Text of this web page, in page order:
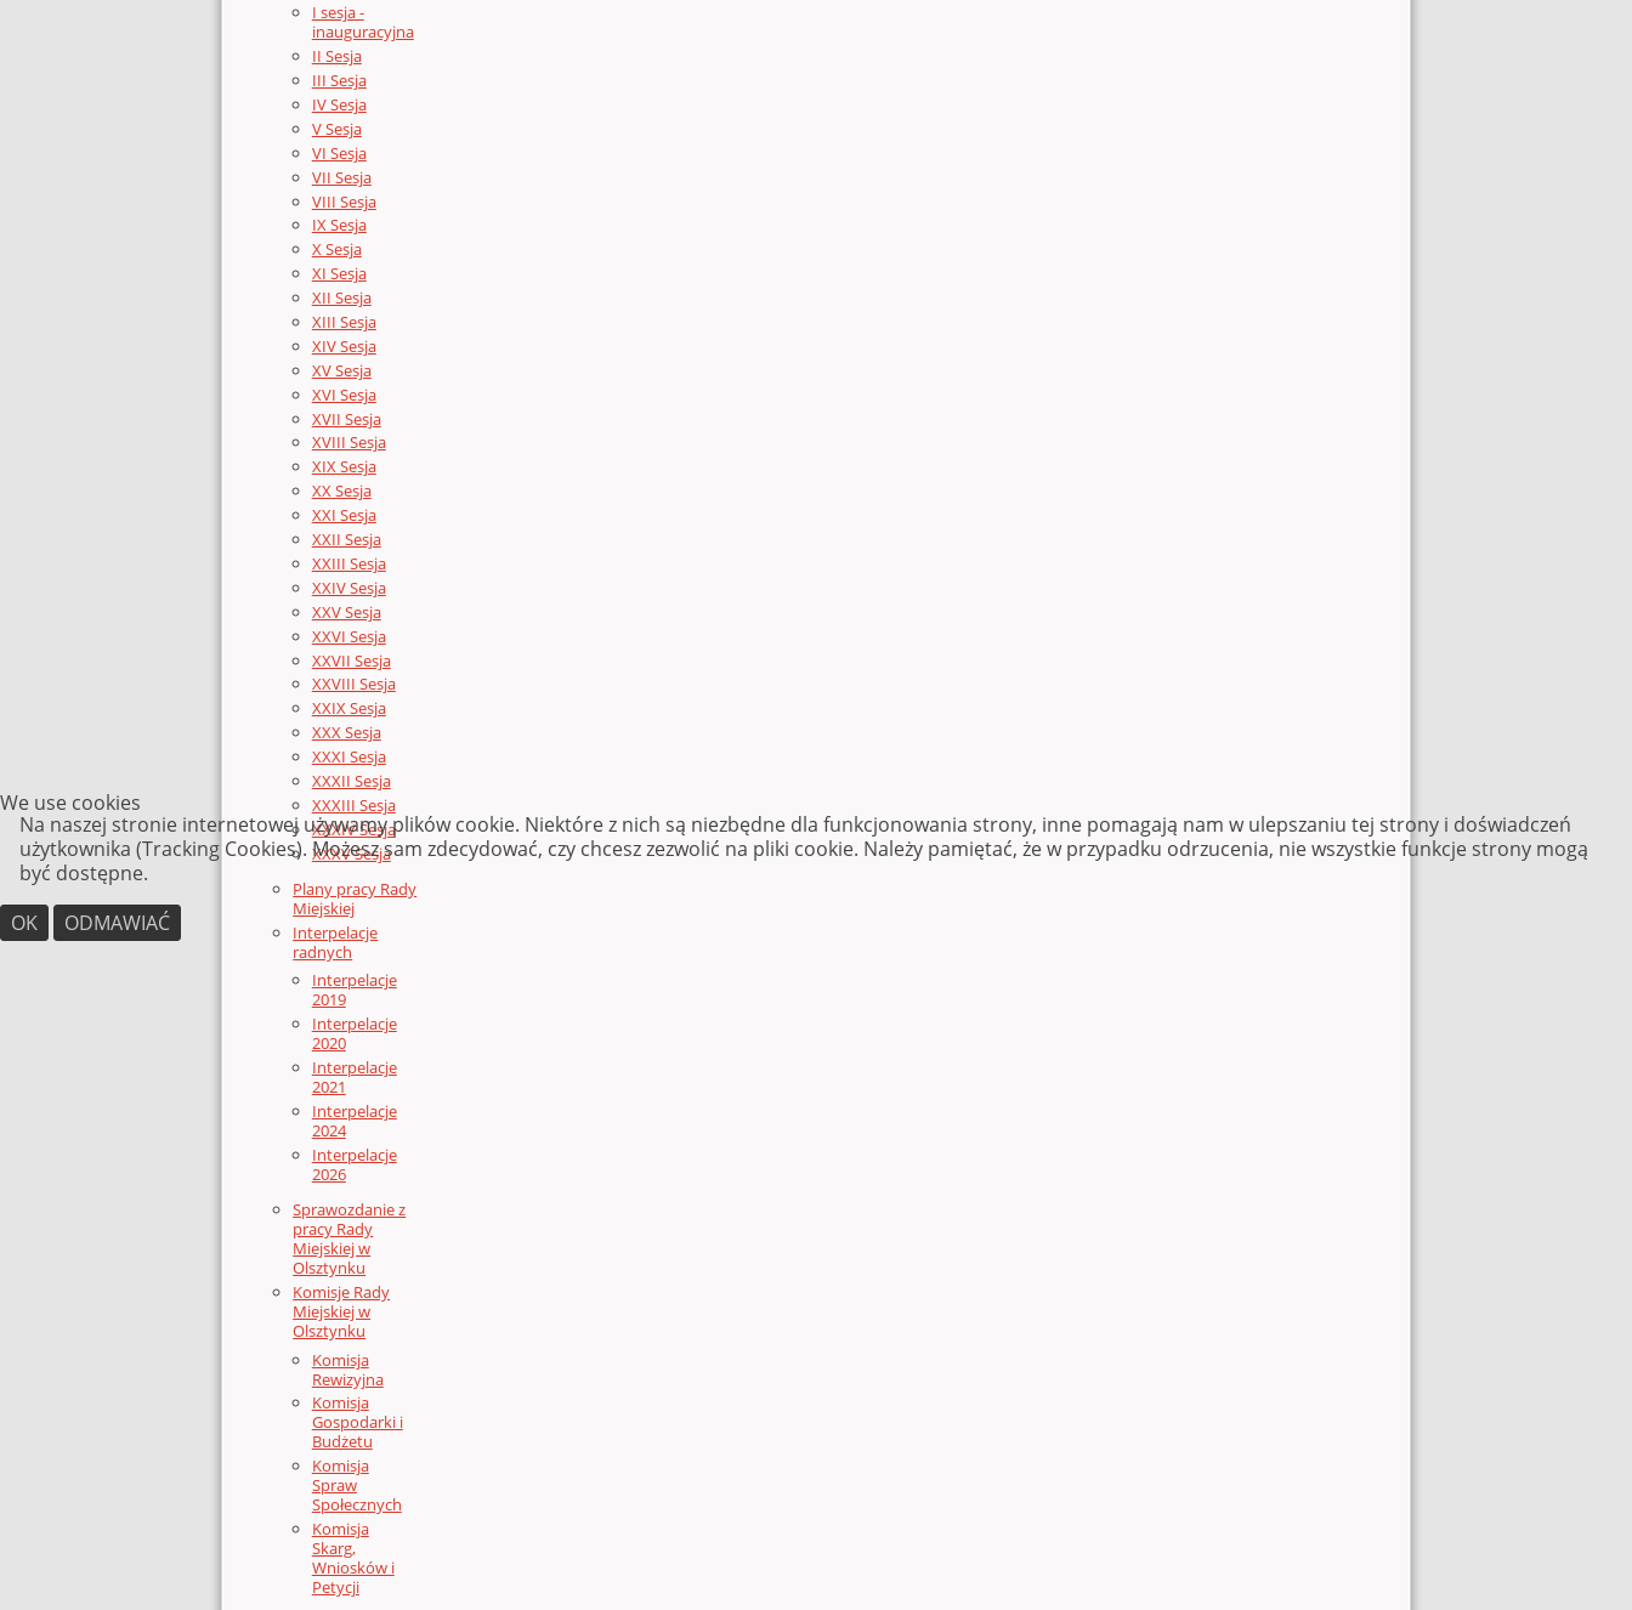
I sesja -
inauguracyjna
II Sesja
III Sesja
IV Sesja
V Sesja
VI Sesja
VII Sesja
VIII Sesja
IX Sesja
X Sesja
XI Sesja
XII Sesja
XIII Sesja
XIV Sesja
XV Sesja
XVI Sesja
XVII Sesja
XVIII Sesja
XIX Sesja
XX Sesja
XXI Sesja
XXII Sesja
XXIII Sesja
XXIV Sesja
XXV Sesja
XXVI Sesja
XXVII Sesja
XXVIII Sesja
XXIX Sesja
XXX Sesja
XXXI Sesja
XXXII Sesja
XXXIII Sesja
XXXIV Sesja
XXXV Sesja
Plany pracy Rady
Miejskiej
Interpelacje
radnych
Interpelacje
2019
Interpelacje
2020
Interpelacje
2021
Interpelacje
2024
Interpelacje
2026
Sprawozdanie z
pracy Rady
Miejskiej w
Olsztynku
Komisje Rady
Miejskiej w
Olsztynku
Komisja
Rewizyjna
Komisja
Gospodarki i
Budżetu
Komisja
Spraw
Społecznych
Komisja
Skarg,
Wniosków i
Petycji
We use cookies
Na naszej stronie internetowej używamy plików cookie. Niektóre z nich są niezbędne dla funkcjonowania strony, inne pomagają nam w ulepszaniu tej strony i doświadczeń
użytkownika (Tracking Cookies). Możesz sam zdecydować, czy chcesz zezwolić na pliki cookie. Należy pamiętać, że w przypadku odrzucenia, nie wszystkie funkcje strony mogą
być dostępne.
OK
ODMAWIAĆ